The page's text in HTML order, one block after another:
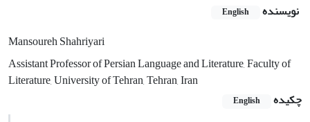
نویسنده English
Mansoureh Shahriyari
Assistant Professor of Persian Language and Literature, Faculty of
Literature, University of Tehran, Tehran, Iran
چکیده
English